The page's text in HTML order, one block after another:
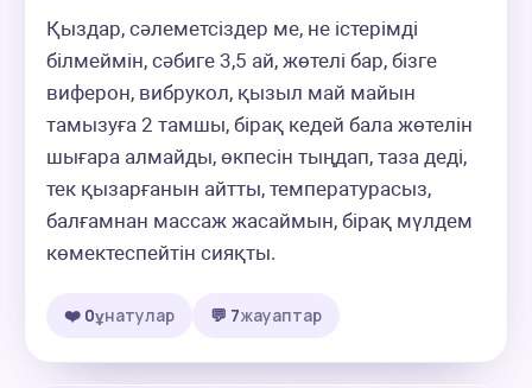
Қыздар, сәлеметсіздер ме, не істерімді
білмеймін, сәбиге 3,5 ай, жөтелі бар, бізге
виферон, вибрукол, қызыл май майын
тамызуға 2 тамшы, бірақ кедей бала жөтелін
шығара алмайды, өкпесін тыңдап, таза деді,
тек қызарғанын айтты, температурасыз,
балғамнан массаж жасаймын, бірақ мүлдем
көмектеспейтін сияқты.
❤️ 0ұнатулар 💬 7жауаптар